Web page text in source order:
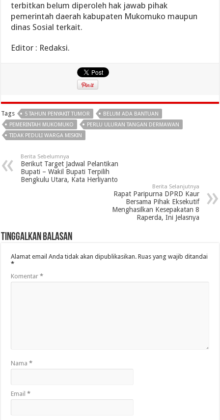
terbitkan belum diperoleh hak jawab pihak
pemerintah daerah kabupaten Mukomuko maupun
dinas Sosial terkait.
Editor : Redaksi.
Tags 5 TAHUN PENYAKIT TUMOR
BELUM ADA BANTUAN
PEMERINTAH MUKOMUKO
PERLU ULURAN TANGAN DERMAWAN
TIDAK PEDULI WARGA MISKIN
Berita Sebelumnya
Berikut Target Jadwal Pelantikan
Bupati – Wakil Bupati Terpilih
Bengkulu Utara, Kata Herliyanto
Berita Selanjutnya
Rapat Paripurna DPRD Kaur
Bersama Pihak Eksekutif
Menghasilkan Kesepakatan 8
Raperda, Ini Jelasnya
Tinggalkan Balasan
Alamat email Anda tidak akan dipublikasikan. Ruas yang wajib ditandai
*
Komentar*
Nama*
Email*